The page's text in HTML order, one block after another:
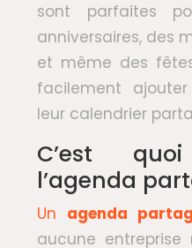
sont parfaites
anniversaires, des
et même des
facilement
leur calendrier
C’est
l’agenda
Un agenda
aucune